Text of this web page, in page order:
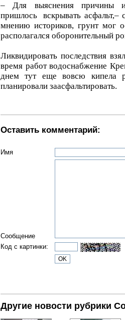
– Для выяснения причины и
пришлось вскрывать
мнению историков, грунт мог
располагался оборонительный
Ликвидировать последствия
время работ водоснабжение
днем тут еще вовсю кипела
планировали заасфальтировать.
Оставить комментарий:
Имя
Сообщение
Код с картинки:
Другие новости рубрики